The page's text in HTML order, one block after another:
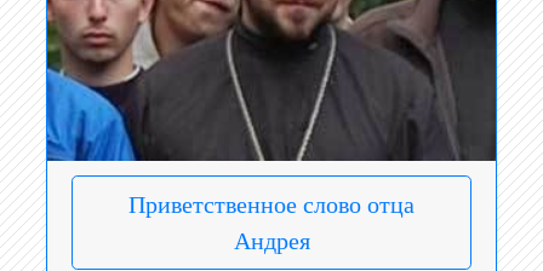
Приветственное слово отца
Андрея